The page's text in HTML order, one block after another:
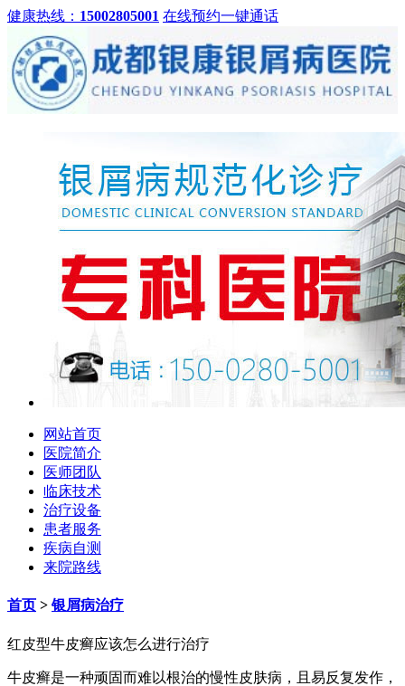
健康热线： 15002805001 在线预约一键通话
网站首页
医院简介
医师团队
临床技术
治疗设备
患者服务
疾病自测
来院路线
首页 >银屑病治疗
红皮型牛皮癣应该怎么进行治疗
牛皮癣是一种顽固而难以根治的慢性皮肤病，且易反复发作，